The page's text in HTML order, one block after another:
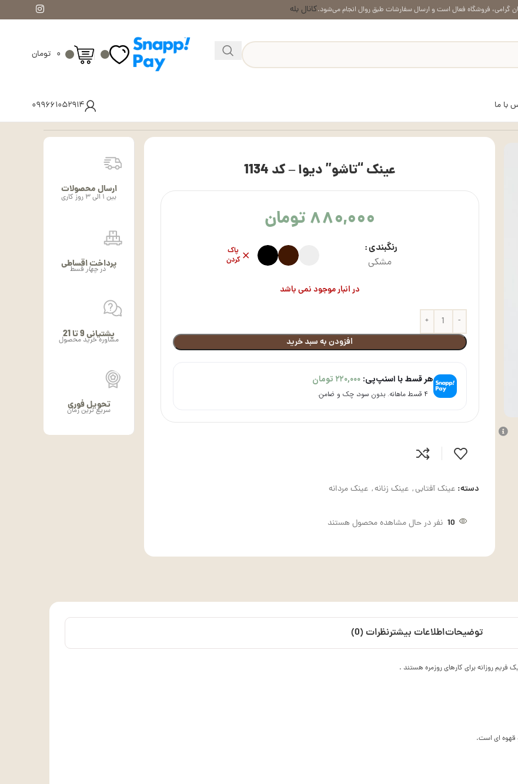
گرامی، فروشگاه فعال است و ارسال سفارشات طبق روال انجام می‌شود.کانال بله
۰ تومان
با ما
۰۹۹۶۶۱۰۵۲۹۱۴
عینک “تاشو” دیوا – کد 1134
۸۸۰,۰۰۰تومان
رنگبندی
مشکی
پاک
کردن
در انبار موجود نمی باشد
افزودن به سبد خرید
هر قسط با اسنپ‌پی:۲۲۰,۰۰۰ تومان
۴ قسط ماهانه. بدون سود، چک و ضامن.
دسته: عینک آفتابی, عینک زنانه, عینک مردانه
10 نفر در حال مشاهده محصول هستند
ارسال محصولات
بین ۱ الی ۳ روز کاری
پرداخت اقساطی
درچهارقسط
پشتیانی 9 تا 21
مشاوره خرید محصول
تحویل فوری
سریع ترین زمان
توضیحاتاطلاعات بیشترنظرات (0)
قهوه ای است.